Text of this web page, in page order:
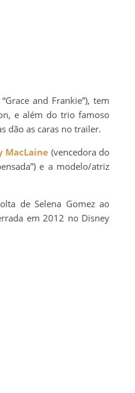
and Frankie”), tem
e além do trio famoso
dão as caras no trailer.
MacLaine (vencedora do
e a modelo/atriz
de Selena Gomez ao
em 2012 no Disney